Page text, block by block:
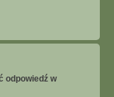
odpowiedź w